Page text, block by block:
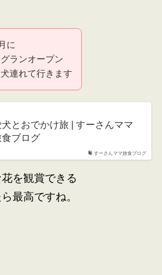
に
ランオープン
連れて行きます
すーさんママ旅食ブログ
とおでかけ旅 | すーさんママ
ブログ
を観賞できる
最高ですね。